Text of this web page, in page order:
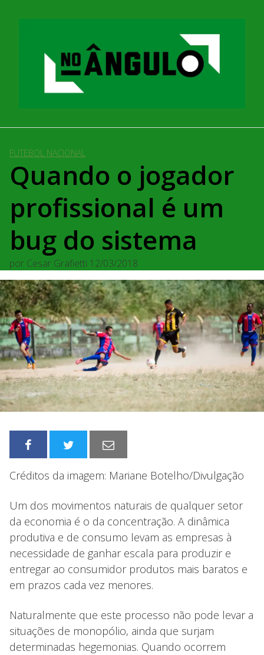
FUTEBOL NACIONAL
Quando o jogador
profissional é um
bug do sistema
por Cesar Grafietti 12/03/2018
Créditos da imagem: Mariane Botelho/Divulgação
Um dos movimentos naturais de qualquer setor
da economia é o da concentração. A dinâmica
produtiva e de consumo levam as empresas à
necessidade de ganhar escala para produzir e
entregar ao consumidor produtos mais baratos e
em prazos cada vez menores.
Naturalmente que este processo não pode levar a
situações de monopólio, ainda que surjam
determinadas hegemonias. Quando ocorrem